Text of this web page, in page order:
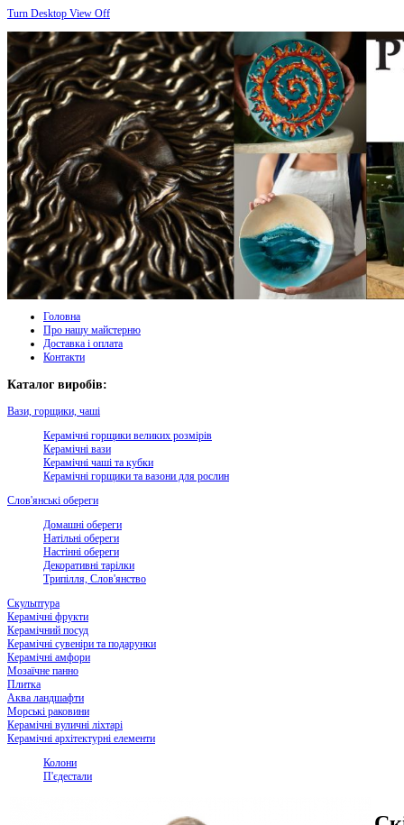
Turn Desktop View Off
Головна
Про нашу майстерню
Доставка і оплата
Контакти
Каталог виробів:
Вази, горщики, чаші
Керамічні горщики великих розмірів
Керамічні вази
Керамічні чаші та кубки
Керамічні горщики та вазони для рослин
Слов'янські обереги
Домашні обереги
Натільні обереги
Настінні обереги
Декоративні тарілки
Трипілля, Слов'янство
Скульптура
Керамічні фрукти
Керамічний посуд
Керамічні сувеніри та подарунки
Керамічні амфори
Мозаїчне панно
Плитка
Аква ландшафти
Морські раковини
Керамічні вуличні ліхтарі
Керамічні архітектурні елементи
Колони
П'єдестали